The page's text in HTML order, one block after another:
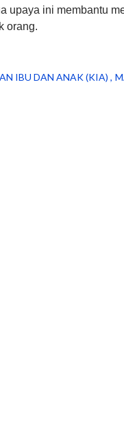
upaya ini membantu
orang.
IBU DAN ANAK (KIA)